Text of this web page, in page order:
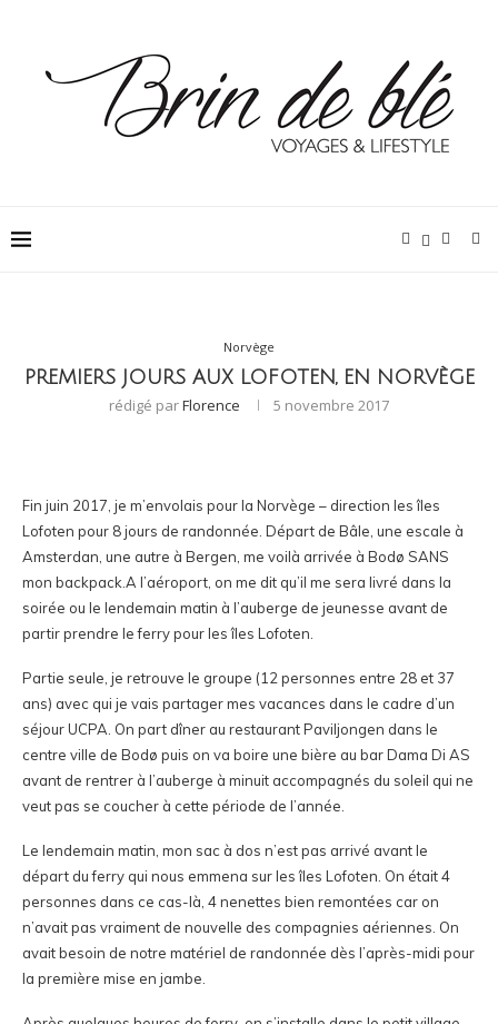
Norvège
PREMIERS JOURS AUX LOFOTEN, EN NORVÈGE
rédigé parFlorence 5 novembre 2017
Fin juin 2017, je m’envolais pour la Norvège – direction les îles
Lofoten pour 8 jours de randonnée. Départ de Bâle, une escale à
Amsterdan, une autre à Bergen, me voilà arrivée à Bodø SANS
mon backpack. A l’aéroport, on me dit qu’il me sera livré dans la
soirée ou le lendemain matin à l’auberge de jeunesse avant de
partir prendre le ferry pour les îles Lofoten.
Partie seule, je retrouve le groupe (12 personnes entre 28 et 37
ans) avec qui je vais partager mes vacances dans le cadre d’un
séjour UCPA. On part dîner au restaurant Paviljongen dans le
centre ville de Bodø puis on va boire une bière au bar Dama Di AS
avant de rentrer à l’auberge à minuit accompagnés du soleil qui ne
veut pas se coucher à cette période de l’année.
Le lendemain matin, mon sac à dos n’est pas arrivé avant le
départ du ferry qui nous emmena sur les îles Lofoten. On était 4
personnes dans ce cas-là, 4 nenettes bien remontées car on
n’avait pas vraiment de nouvelle des compagnies aériennes. On
avait besoin de notre matériel de randonnée dès l’après-midi pour
la première mise en jambe.